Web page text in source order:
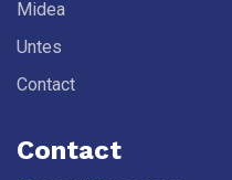
Midea
Untes
Contact
Contact